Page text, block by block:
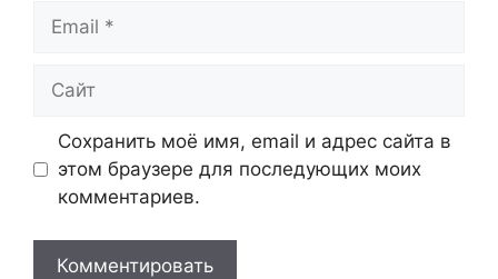
Email
Сайт
Сохранить моё имя, email и адрес сайта в
этом браузере для последующих моих
комментариев.